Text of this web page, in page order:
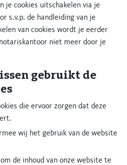
je cookies uitschakelen via je
s.v.p. de handleiding van je
van cookies wordt je eerder
niet meer door je
gebruikt de
die ervoor zorgen dat deze
wij het gebruik van de website
de inhoud van onze website te